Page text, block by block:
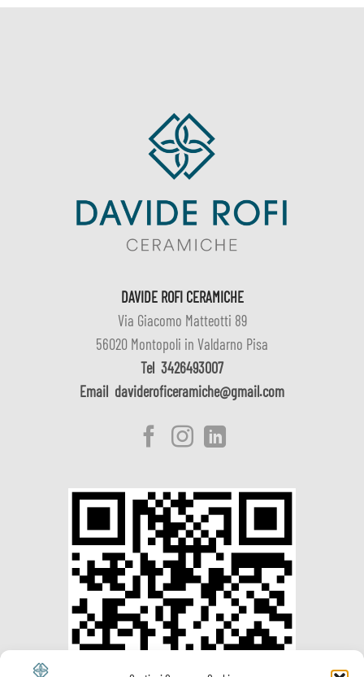
DAVIDE ROFI CERAMICHE
Via Giacomo Matteotti 89
56020 Montopoli in Valdarno Pisa
Tel 3426493007
Email davideroficeramiche@gmail.com